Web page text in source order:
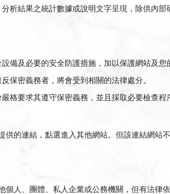
析結果之統計數據或說明文字呈現，除供內
備及必要的安全防護措施，加以保護網站及
保密義務者，將會受到相關的法律處分。
格要求其遵守保密義務，並且採取必要檢查程
的連結，點選進入其他網站。但該連結網站
人、團體、私人企業或公務機關，但有法律